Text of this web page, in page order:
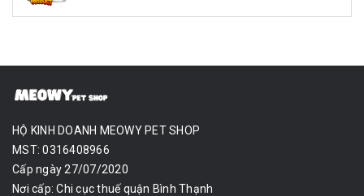
HỘ KINH DOANH MEOWY PET SHOP
MST: 0316408966
Cấp ngày 27/07/2020
Nơi cấp: Chi cục thuế quận Bình Thạnh